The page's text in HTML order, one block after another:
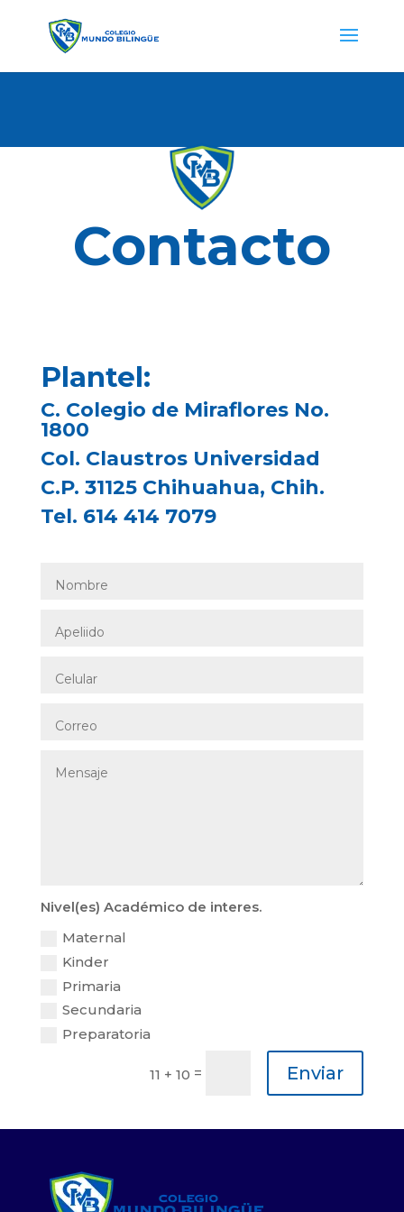
Contacto
Plantel:
C. Colegio de Miraflores No.
1800
Col. Claustros Universidad
C.P. 31125 Chihuahua, Chih.
Tel. 614 414 7079
Nivel(es) Académico de interes.
Maternal
Kinder
Primaria
Secundaria
Preparatoria
11 + 10 = Enviar